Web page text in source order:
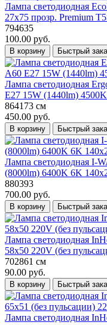
Лампа светодиодная
27x75 прозр. Premium
794635
100.00 руб.
В корзину Быстрый
Лампа светодиодная
E27 15W (1440lm)
864173 см
450.00 руб.
В корзину Быстрый
Лампа светодиодная I-
(8000lm) 6400K 6K
880393
700.00 руб.
В корзину Быстрый
Лампа светодиодная
58x50 220V (без
702861 см
90.00 руб.
В корзину Быстрый
Лампа светодиодная